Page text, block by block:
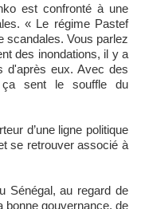
est confronté à une
« Le régime Pastef
scandales. Vous parlez
des inondations, il y a
d'après eux. Avec des
ça sent le souffle du
d’une ligne politique
se retrouver associé à
Sénégal, au regard de
bonne gouvernance, de